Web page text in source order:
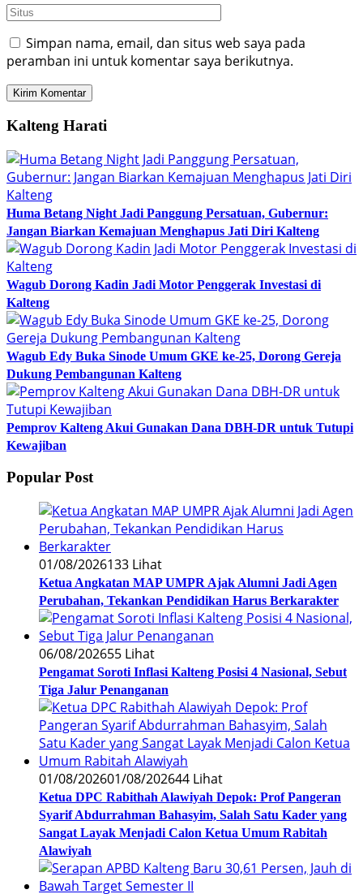
Simpan nama, email, dan situs web saya pada
peramban ini untuk komentar saya berikutnya.
Kalteng Harati
Huma Betang Night Jadi Panggung Persatuan, Gubernur:
Jangan Biarkan Kemajuan Menghapus Jati Diri Kalteng
Wagub Dorong Kadin Jadi Motor Penggerak Investasi di
Kalteng
Wagub Edy Buka Sinode Umum GKE ke-25, Dorong Gereja
Dukung Pembangunan Kalteng
Pemprov Kalteng Akui Gunakan Dana DBH-DR untuk Tutupi
Kewajiban
Popular Post
01/08/2026133 Lihat
Ketua Angkatan MAP UMPR Ajak Alumni Jadi Agen
Perubahan, Tekankan Pendidikan Harus Berkarakter
06/08/202655 Lihat
Pengamat Soroti Inflasi Kalteng Posisi 4 Nasional, Sebut
Tiga Jalur Penanganan
01/08/202601/08/202644 Lihat
Ketua DPC Rabithah Alawiyah Depok: Prof Pangeran
Syarif Abdurrahman Bahasyim, Salah Satu Kader yang
Sangat Layak Menjadi Calon Ketua Umum Rabitah
Alawiyah